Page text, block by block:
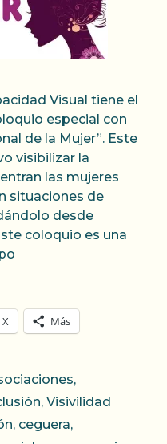
Visual tiene el
especial con
de la Mujer”. Este
visibilizar la
las mujeres
situaciones de
desde
coloquio es una
X Más
,
, Visivilidad
, ceguera,